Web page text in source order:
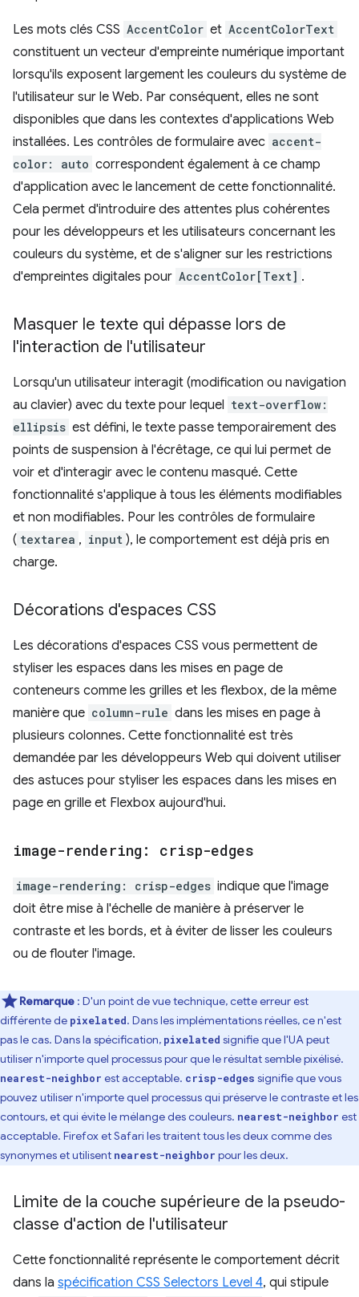
Les mots clés CSS AccentColor et AccentColorText
constituent un vecteur d'empreinte numérique important
lorsqu'ils exposent largement les couleurs du système de
l'utilisateur sur le Web. Par conséquent, elles ne sont
disponibles que dans les contextes d'applications Web
installées. Les contrôles de formulaire avec accent-
color: auto correspondent également à ce champ
d'application avec le lancement de cette fonctionnalité.
Cela permet d'introduire des attentes plus cohérentes
pour les développeurs et les utilisateurs concernant les
couleurs du système, et de s'aligner sur les restrictions
d'empreintes digitales pour AccentColor[Text] .
Masquer le texte qui dépasse lors de
l'interaction de l'utilisateur
Lorsqu'un utilisateur interagit (modification ou navigation
au clavier) avec du texte pour lequel text-overflow:
ellipsis est défini, le texte passe temporairement des
points de suspension à l'écrêtage, ce qui lui permet de
voir et d'interagir avec le contenu masqué. Cette
fonctionnalité s'applique à tous les éléments modifiables
et non modifiables. Pour les contrôles de formulaire
( textarea , input ), le comportement est déjà pris en
charge.
Décorations d'espaces CSS
Les décorations d'espaces CSS vous permettent de
styliser les espaces dans les mises en page de
conteneurs comme les grilles et les flexbox, de la même
manière que column-rule dans les mises en page à
plusieurs colonnes. Cette fonctionnalité est très
demandée par les développeurs Web qui doivent utiliser
des astuces pour styliser les espaces dans les mises en
page en grille et Flexbox aujourd'hui.
image-rendering: crisp-edges
image-rendering: crisp-edges indique que l'image
doit être mise à l'échelle de manière à préserver le
contraste et les bords, et à éviter de lisser les couleurs
ou de flouter l'image.
Remarque : D'un point de vue technique, cette erreur est
différente de pixelated. Dans les implémentations réelles, ce n'est
pas le cas. Dans la spécification, pixelated signifie que l'UA peut
utiliser n'importe quel processus pour que le résultat semble pixélisé.
nearest-neighbor est acceptable. crisp-edges signifie que vous
pouvez utiliser n'importe quel processus qui préserve le contraste et les
contours, et qui évite le mélange des couleurs. nearest-neighbor est
acceptable. Firefox et Safari les traitent tous les deux comme des
synonymes et utilisent nearest-neighbor pour les deux.
Limite de la couche supérieure de la pseudo-
classe d'action de l'utilisateur
Cette fonctionnalité représente le comportement décrit
dans la spécification CSS Selectors Level 4, qui stipule